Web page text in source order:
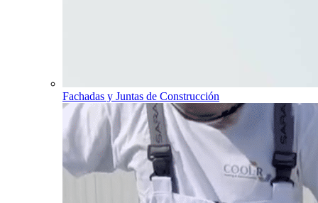
Fachadas y Juntas de Construcción